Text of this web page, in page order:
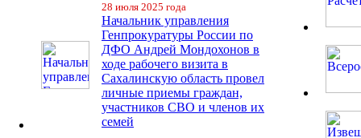
28 июля 2025 года
Начальник управления
Генпрокуратуры России по
ДФО Андрей Мондохонов в
ходе рабочего визита в
Сахалинскую область провел
личные приемы граждан,
участников СВО и членов их
семей